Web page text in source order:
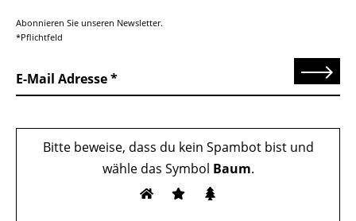
Abonnieren Sie unseren Newsletter.
*Pflichtfeld
E-Mail Adresse Senden
Bitte beweise, dass du kein Spambot bist und
wähle das Symbol Baum.